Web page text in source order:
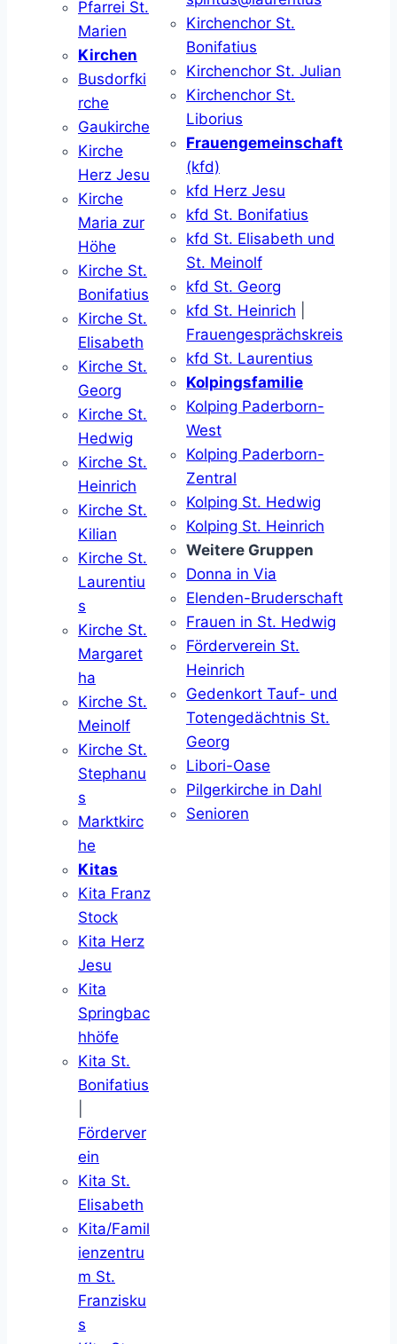
Pfarrei St.
Marien
Kirchen
Busdorfki
rche
Gaukirche
Kirche
Herz Jesu
Kirche
Maria zur
Höhe
Kirche St.
Bonifatius
Kirche St.
Elisabeth
Kirche St.
Georg
Kirche St.
Hedwig
Kirche St.
Heinrich
Kirche St.
Kilian
Kirche St.
Laurentiu
s
Kirche St.
Margaret
ha
Kirche St.
Meinolf
Kirche St.
Stephanu
s
Marktkirc
he
Kitas
Kita Franz
Stock
Kita Herz
Jesu
Kita
Springbac
hhöfe
Kita St.
Bonifatius
Förderver
ein
Kita St.
Elisabeth
Kita/Famil
ienzentru
m St.
Franzisku
s
Kirchenchor St.
Bonifatius
Kirchenchor St. Julian
Kirchenchor St.
Liborius
Frauengemeinschaft
(kfd)
kfd Herz Jesu
kfd St. Bonifatius
kfd St. Elisabeth und
St. Meinolf
kfd St. Georg
kfd St. Heinrich
Frauengesprächskreis
kfd St. Laurentius
Kolpingsfamilie
Kolping Paderborn-
West
Kolping Paderborn-
Zentral
Kolping St. Hedwig
Kolping St. Heinrich
Weitere Gruppen
Donna in Via
Elenden-Bruderschaft
Frauen in St. Hedwig
Förderverein St.
Heinrich
Gedenkort Tauf- und
Totengedächtnis St.
Georg
Libori-Oase
Pilgerkirche in Dahl
Senioren